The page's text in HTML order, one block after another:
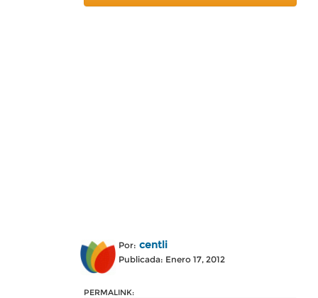
Por: centli
Publicada: Enero 17, 2012
PERMALINK: